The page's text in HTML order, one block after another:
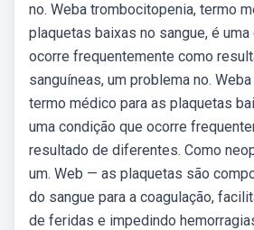
no. Weba trombocitopenia, termo
plaquetas baixas no sangue, é
ocorre frequentemente como
sanguíneas, um problema no.
termo médico para as plaquetas
uma condição que ocorre
resultado de diferentes. Como
um. Web — as plaquetas são
do sangue para a coagulação,
de feridas e impedindo